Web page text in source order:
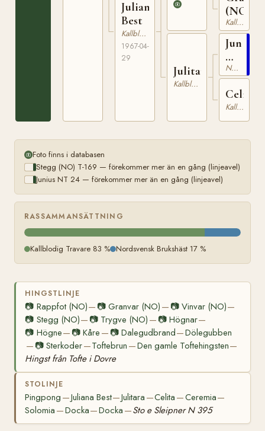
Juliana
Best
Kallblodig Travare
1967-04-
29
Julitara
Kallblodig Travare
(NO)
Kallblodig Travare
Junius
NT
24Nordsvensk Brukshäst
Celita
Kallblodig Travare
Foto finns i databasen
Stegg (NO) T-169 — förekommer mer än en gång (linjeavel)
Junius NT 24 — förekommer mer än en gång (linjeavel)
RASSAMMANSÄTTNING
Kallblodig Travare 83 % Nordsvensk Brukshäst 17 %
HINGSTLINJE
📷 Rappfot (NO)— 📷Granvar (NO) — 📷 Vinvar (NO)—
📷 Stegg (NO)— 📷 Trygve (NO) — 📷 Högnar—
📷 Högne— 📷Kåre — 📷 Dalegudbrand—Dölegubben
— 📷Sterkoder—Toftebrun —Den gamle Toftehingsten—
Hingst från Tofte i Dovre
STOLINJE
Pingpong —Juliana Best—Julitara —Celita —Ceremia—
Solomia —Docka—Docka —Sto e Sleipner N 395